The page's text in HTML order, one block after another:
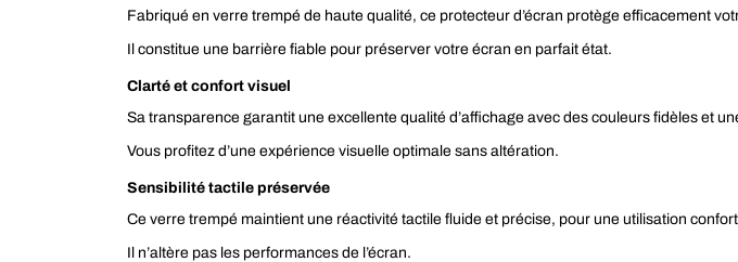
Fabriqué en verre trempé de haute qualité, ce protecteur d’écran protège efficacement
Il constitue une barrière fiable pour préserver votre écran en parfait état.
Clarté et confort visuel
Sa transparence garantit une excellente qualité d’affichage avec des couleurs fidèles et
Vous profitez d’une expérience visuelle optimale sans altération.
Sensibilité tactile préservée
Ce verre trempé maintient une réactivité tactile fluide et précise, pour une utilisation
Il n’altère pas les performances de l’écran.